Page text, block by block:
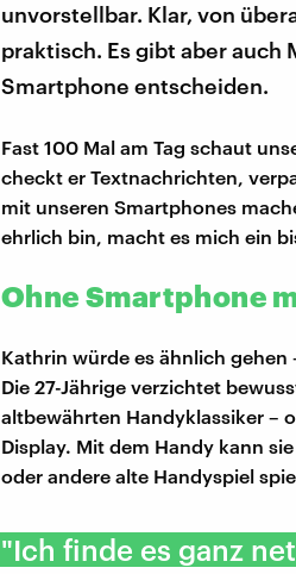
unvorstellbar. Klar, von
praktisch. Es gibt aber auch
Smartphone entscheiden.
Fast 100 Mal am Tag schaut
checkt er Textnachrichten,
mit unseren Smartphones
ehrlich bin, macht es mich ein
Ohne Smartphone
Kathrin würde es ähnlich
Die 27-Jährige verzichtet
altbewährten Handyklassiker –
Display. Mit dem Handy kann
oder andere alte Handyspiel
"Ich finde es ganz